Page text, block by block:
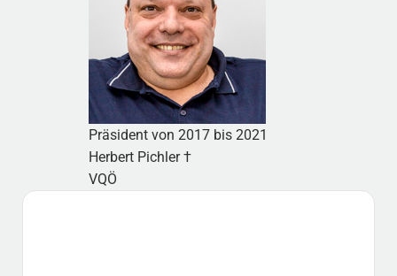
Präsident von 2017 bis 2021
Herbert Pichler†
VQÖ
Sidebar